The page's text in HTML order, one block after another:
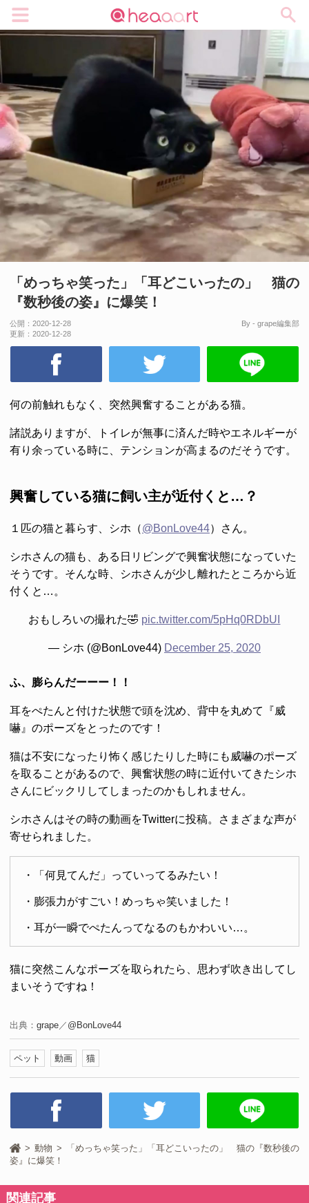
「めっちゃ笑った」「耳どこいったの」 猫の
『数秒後の姿』に爆笑！
公開： 2020-12-28
更新： 2020-12-28
By - grape編集部
何の前触れもなく、突然興奮することがある猫。
諸説ありますが、トイレが無事に済んだ時やエネルギーが
有り余っている時に、テンションが高まるのだそうです。
興奮している猫に飼い主が近付くと…？
１匹の猫と暮らす、シホ（@BonLove44）さん。
シホさんの猫も、ある日リビングで興奮状態になっていた
そうです。そんな時、シホさんが少し離れたところから近
付くと…。
おもしろいの撮れた🤣 pic.twitter.com/5pHq0RDbUI
— シホ (@BonLove44) December 25, 2020
ふ、膨らんだーーー！！
耳をぺたんと付けた状態で頭を沈め、背中を丸めて『威
嚇』のポーズをとったのです！
猫は不安になったり怖く感じたりした時にも威嚇のポーズ
を取ることがあるので、興奮状態の時に近付いてきたシホ
さんにビックリしてしまったのかもしれません。
シホさんはその時の動画をTwitterに投稿。さまざまな声が
寄せられました。
・「何見てんだ」っていってるみたい！
・膨張力がすごい！めっちゃ笑いました！
・耳が一瞬でぺたんってなるのもかわいい…。
猫に突然こんなポーズを取られたら、思わず吹き出してし
まいそうですね！
出典： grape／ @BonLove44
ペット 動画 猫
動物
「めっちゃ笑った」「耳どこいったの」 猫の『数秒後の
姿』に爆笑！
関連記事